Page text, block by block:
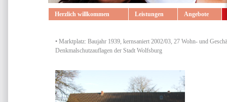
Herzlich willkommen Leistungen Angebote
• Marktplatz: Baujahr 1939, kernsaniert 2002/03, 27 Wohn- und
Denkmalschutzauflagen der Stadt Wolfsburg